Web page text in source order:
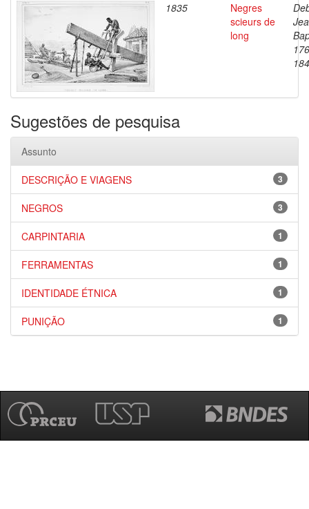
1835
Negres
scieurs de
long
Sugestões de pesquisa
Assunto
3
DESCRIÇÃO E VIAGENS
3
NEGROS
1
CARPINTARIA
1
FERRAMENTAS
1
IDENTIDADE ÉTNICA
1
PUNIÇÃO